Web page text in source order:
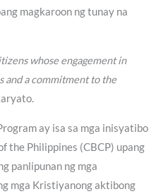
magkaroon ng tunay na
whose engagement in
and a commitment to the
ay isa sa mga inisyatibo
the Philippines (CBCP) upang
panlipunan ng mga
mga Kristiyanong aktibong